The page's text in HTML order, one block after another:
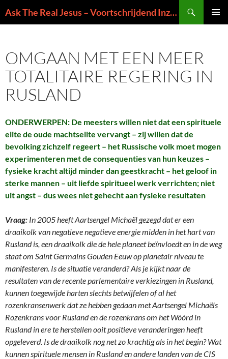
naar
Ask The Real Jesus – Voortschrijdend Inzicht in de Zin van het Leven
OMGAAN MET EEN MEER
TOTALITAIRE REGERING IN
RUSLAND
ONDERWERPEN: De meesters willen niet dat een spirituele
elite de oude machtselite vervangt – zij willen dat de
bevolking zichzelf regeert – het Russische volk moet mogen
experimenteren met de consequenties van hun keuzes –
fysieke kracht altijd minder dan geestkracht – het geloof in
sterke mannen – uit liefde spiritueel werk verrichten; niet
uit angst – dus wees niet gehecht aan fysieke resultaten
Vraag: In 2005 heeft Aartsengel Michaël gezegd dat er een
draaikolk van negatieve negatieve energie midden in het hart van
Rusland is, een draaikolk die de hele planeet beïnvloedt en in de weg
staat om Saint Germains Gouden Eeuw op planetair niveau te
manifesteren. Is de situatie veranderd? Als je kijkt naar de
resultaten van de recente parlementaire verkiezingen in Rusland,
kunnen toegewijde harten slechts betwijfelen of al het
rozenkransenwerk dat ze hebben gedaan met Aartsengel Michaëls
Rozenkrans voor Rusland en de rozenkrans om het Wóórd in
Rusland in ere te herstellen ooit positieve veranderingen heeft
opgeleverd. Is de draaikolk nog net zo krachtig als in het begin? Wat
kunnen spirituele mensen in Rusland en andere landen van de CIS